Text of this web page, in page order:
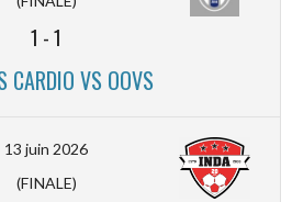
1 -1
CARDIO VS OOVS
13 juin 2026
(FINALE)